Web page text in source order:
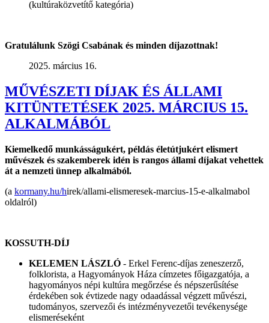
(kultúraközvetítő kategória)
Gratulálunk Szögi Csabának és minden díjazottnak!
2025. március 16.
MŰVÉSZETI DÍJAK ÉS ÁLLAMI
KITÜNTETÉSEK 2025. MÁRCIUS 15.
ALKALMÁBÓL
Kiemelkedő munkásságukért, példás életútjukért elismert
művészek és szakemberek idén is rangos állami díjakat vehettek
át a nemzeti ünnep alkalmából.
(a kormany.hu/hirek/allami-elismeresek-marcius-15-e-alkalmabol
oldalról)
KOSSUTH-DÍJ
KELEMEN LÁSZLÓ - Erkel Ferenc-díjas zeneszerző,
folklorista, a Hagyományok Háza címzetes főigazgatója, a
hagyományos népi kultúra megőrzése és népszerűsítése
érdekében sok évtizede nagy odaadással végzett művészi,
tudományos, szervezői és intézményvezetői tevékenysége
elismeréseként